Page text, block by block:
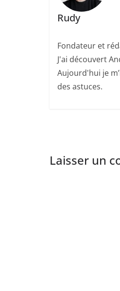
Rudy
Fondateur et
J'ai découvert
Aujourd'hui je
des astuces.
Laisser un